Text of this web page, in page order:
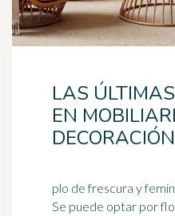
LAS
EN
plo de frescura y
Se puede optar por